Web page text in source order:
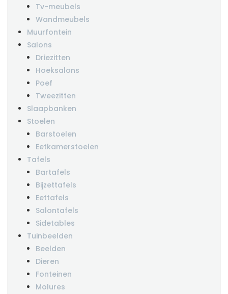
Tv-meubels
Wandmeubels
Muurfontein
Salons
Driezitten
Hoeksalons
Poef
Tweezitten
Slaapbanken
Stoelen
Barstoelen
Eetkamerstoelen
Tafels
Bartafels
Bijzettafels
Eettafels
Salontafels
Sidetables
Tuinbeelden
Beelden
Dieren
Fonteinen
Molures